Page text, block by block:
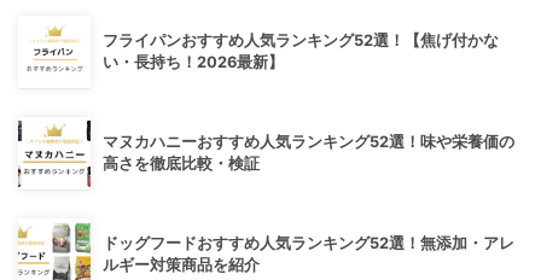
フライパンおすすめ人気ランキング52選！【焦げ付かな
い・長持ち！2026最新】
マヌカハニーおすすめ人気ランキング52選！味や栄養価の
高さを徹底比較・検証
ドッグフードおすすめ人気ランキング52選！無添加・アレ
ルギー対策商品を紹介